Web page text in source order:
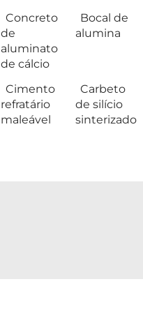
Concreto
de
aluminato
de cálcio
Bocal de
alumina
Cimento
refratário
maleável
Carbeto
de silício
sinterizado